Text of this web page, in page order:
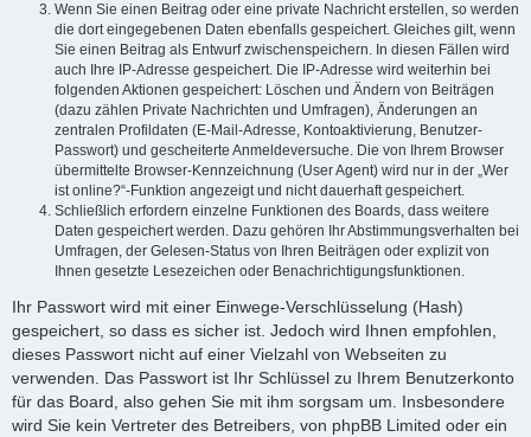
Wenn Sie einen Beitrag oder eine private Nachricht erstellen, so werden
die dort eingegebenen Daten ebenfalls gespeichert. Gleiches gilt, wenn
Sie einen Beitrag als Entwurf zwischenspeichern. In diesen Fällen wird
auch Ihre IP-Adresse gespeichert. Die IP-Adresse wird weiterhin bei
folgenden Aktionen gespeichert: Löschen und Ändern von Beiträgen
(dazu zählen Private Nachrichten und Umfragen), Änderungen an
zentralen Profildaten (E-Mail-Adresse, Kontoaktivierung, Benutzer-
Passwort) und gescheiterte Anmeldeversuche. Die von Ihrem Browser
übermittelte Browser-Kennzeichnung (User Agent) wird nur in der „Wer
ist online?“-Funktion angezeigt und nicht dauerhaft gespeichert.
Schließlich erfordern einzelne Funktionen des Boards, dass weitere
Daten gespeichert werden. Dazu gehören Ihr Abstimmungsverhalten bei
Umfragen, der Gelesen-Status von Ihren Beiträgen oder explizit von
Ihnen gesetzte Lesezeichen oder Benachrichtigungsfunktionen.
Ihr Passwort wird mit einer Einwege-Verschlüsselung (Hash)
gespeichert, so dass es sicher ist. Jedoch wird Ihnen empfohlen,
dieses Passwort nicht auf einer Vielzahl von Webseiten zu
verwenden. Das Passwort ist Ihr Schlüssel zu Ihrem Benutzerkonto
für das Board, also gehen Sie mit ihm sorgsam um. Insbesondere
wird Sie kein Vertreter des Betreibers, von phpBB Limited oder ein